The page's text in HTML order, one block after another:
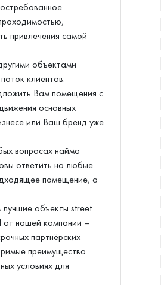
привлечения самой
объектами
клиентов.
Вам помещения с
основных
или Ваш бренд уже
вопросах найма
ответить на любые
помещение, а
объекты street
от нашей компании –
партнёрских
преимущества
условиях для